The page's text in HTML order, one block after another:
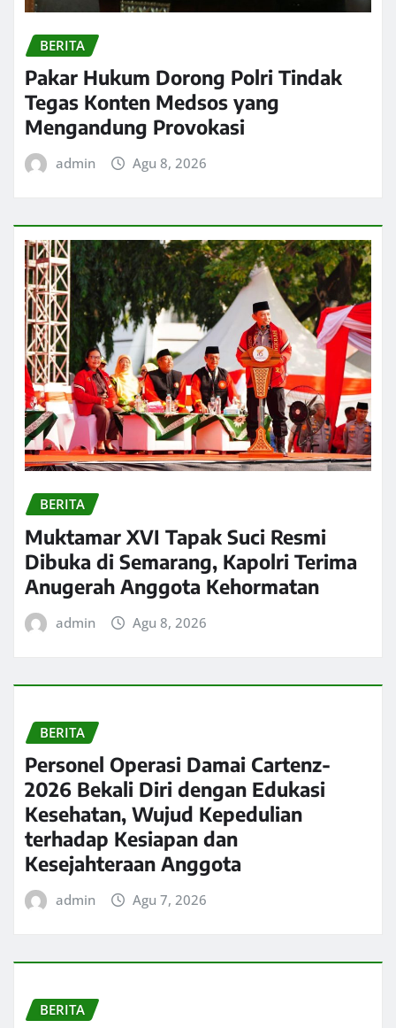
BERITA
Pakar Hukum Dorong Polri Tindak
Tegas Konten Medsos yang
Mengandung Provokasi
admin Agu 8, 2026
BERITA
Muktamar XVI Tapak Suci Resmi
Dibuka di Semarang, Kapolri Terima
Anugerah Anggota Kehormatan
admin Agu 8, 2026
BERITA
Personel Operasi Damai Cartenz-
2026 Bekali Diri dengan Edukasi
Kesehatan, Wujud Kepedulian
terhadap Kesiapan dan
Kesejahteraan Anggota
admin Agu 7, 2026
BERITA